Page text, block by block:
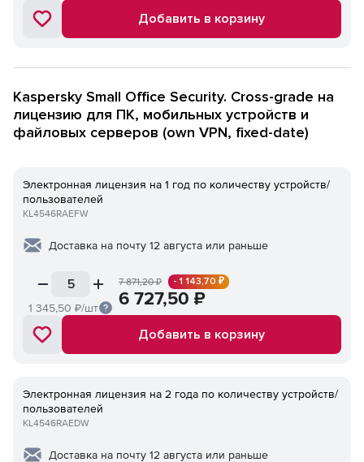
Добавить в корзину
Kaspersky Small Office Security. Cross-grade на
лицензию для ПК, мобильных устройств и
файловых серверов (own VPN, fixed-date)
Электронная лицензия на 1 год по количеству устройств/
пользователей
KL4546RAEFW
Доставка на почту 12 августа или раньше
1 345,50 ₽/шт
7 871,20₽ - 1 143,70 ₽
6 727,50 ₽
Добавить в корзину
Электронная лицензия на 2 года по количеству устройств/
пользователей
KL4546RAEDW
Доставка на почту 12 августа или раньше